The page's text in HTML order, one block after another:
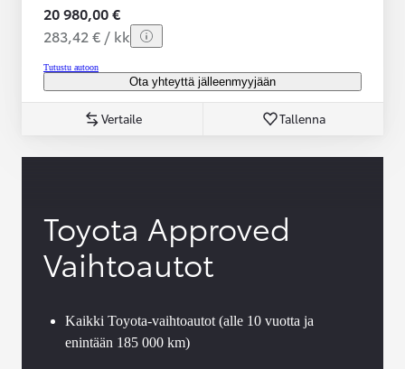
20 980,00 €
283,42 € / kk
Tutustu autoon
Ota yhteyttä jälleenmyyjään
Vertaile Tallenna
Toyota Approved
Vaihtoautot
Kaikki Toyota-vaihtoautot (alle 10 vuotta ja
enintään 185 000 km)